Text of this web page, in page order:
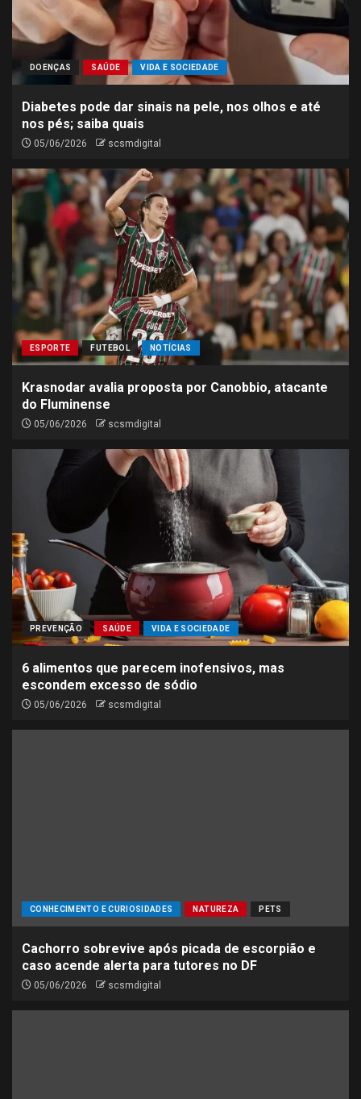
DOENÇAS SAÚDE VIDA E SOCIEDADE
Diabetes pode dar sinais na pele, nos olhos e até
nos pés; saiba quais
05/06/2026 scsmdigital
ESPORTE FUTEBOL NOTÍCIAS
Krasnodar avalia proposta por Canobbio, atacante
do Fluminense
05/06/2026 scsmdigital
PREVENÇÃO SAÚDE VIDA E SOCIEDADE
6 alimentos que parecem inofensivos, mas
escondem excesso de sódio
05/06/2026 scsmdigital
CONHECIMENTO E CURIOSIDADES NATUREZA PETS
Cachorro sobrevive após picada de escorpião e
caso acende alerta para tutores no DF
05/06/2026 scsmdigital